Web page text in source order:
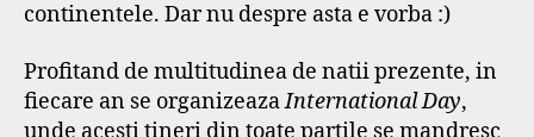
continentele. Dar nu despre asta e vorba :)
Profitand de multitudinea de natii prezente, in
fiecare an se organizeazaInternational Day,
unde acesti tineri din toate partile se mandresc